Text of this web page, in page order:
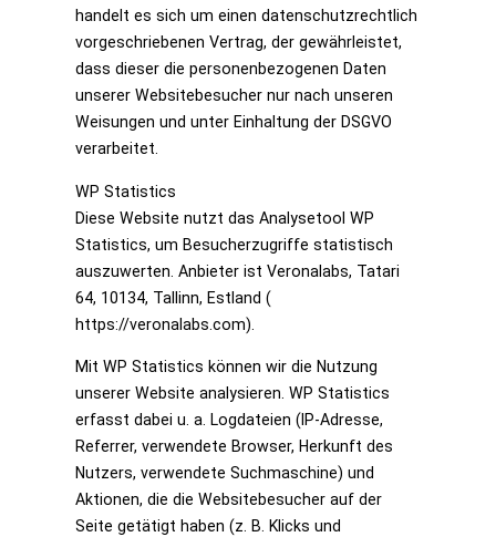
handelt es sich um einen datenschutzrechtlich
vorgeschriebenen Vertrag, der gewährleistet,
dass dieser die personenbezogenen Daten
unserer Websitebesucher nur nach unseren
Weisungen und unter Einhaltung der DSGVO
verarbeitet.
WP Statistics
Diese Website nutzt das Analysetool WP
Statistics, um Besucherzugriffe statistisch
auszuwerten. Anbieter ist Veronalabs, Tatari
64, 10134, Tallinn, Estland (
https://veronalabs.com).
Mit WP Statistics können wir die Nutzung
unserer Website analysieren. WP Statistics
erfasst dabei u. a. Logdateien (IP-Adresse,
Referrer, verwendete Browser, Herkunft des
Nutzers, verwendete Suchmaschine) und
Aktionen, die die Websitebesucher auf der
Seite getätigt haben (z. B. Klicks und